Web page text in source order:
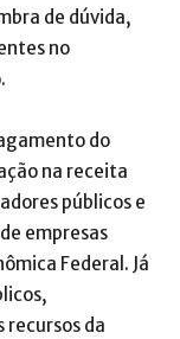
de dúvida,
no
do
na receita
públicos e
empresas
Federal. Já
recursos da